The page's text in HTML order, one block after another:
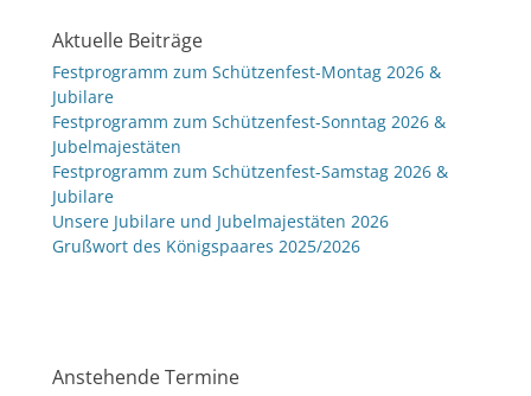
Aktuelle Beiträge
Festprogramm zum Schützenfest-Montag 2026 &
Jubilare
Festprogramm zum Schützenfest-Sonntag 2026 &
Jubelmajestäten
Festprogramm zum Schützenfest-Samstag 2026 &
Jubilare
Unsere Jubilare und Jubelmajestäten 2026
Grußwort des Königspaares 2025/2026
Anstehende Termine